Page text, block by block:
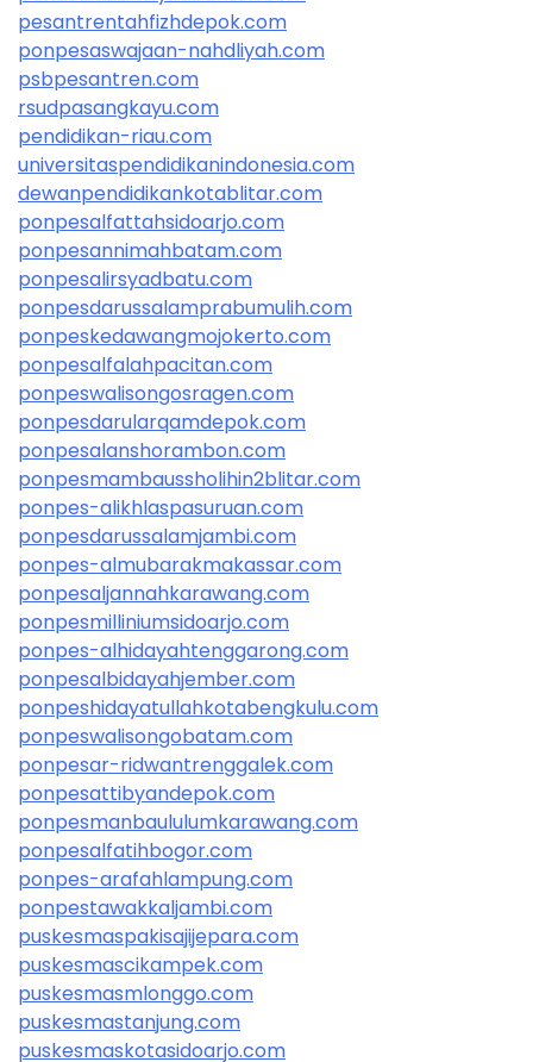
pesantrentahfizhdepok.com
ponpesaswajaan-nahdliyah.com
psbpesantren.com
rsudpasangkayu.com
pendidikan-riau.com
universitaspendidikanindonesia.com
dewanpendidikankotablitar.com
ponpesalfattahsidoarjo.com
ponpesannimahbatam.com
ponpesalirsyadbatu.com
ponpesdarussalamprabumulih.com
ponpeskedawangmojokerto.com
ponpesalfalahpacitan.com
ponpeswalisongosragen.com
ponpesdarularqamdepok.com
ponpesalanshorambon.com
ponpesmambaussholihin2blitar.com
ponpes-alikhlaspasuruan.com
ponpesdarussalamjambi.com
ponpes-almubarakmakassar.com
ponpesaljannahkarawang.com
ponpesmilliniumsidoarjo.com
ponpes-alhidayahtenggarong.com
ponpesalbidayahjember.com
ponpeshidayatullahkotabengkulu.com
ponpeswalisongobatam.com
ponpesar-ridwantrenggalek.com
ponpesattibyandepok.com
ponpesmanbaululumkarawang.com
ponpesalfatihbogor.com
ponpes-arafahlampung.com
ponpestawakkaljambi.com
puskesmaspakisajijepara.com
puskesmascikampek.com
puskesmasmlonggo.com
puskesmastanjung.com
puskesmaskotasidoarjo.com